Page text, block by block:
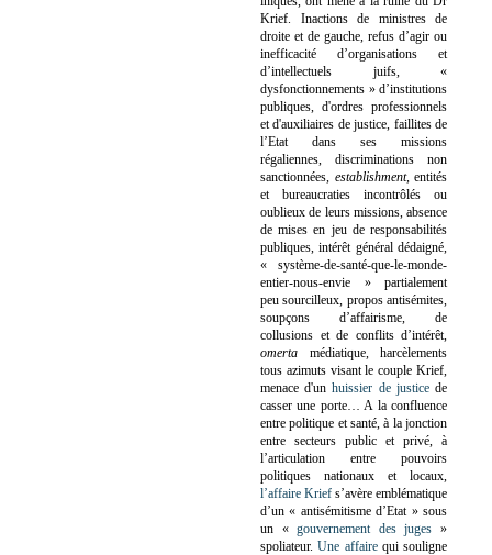
Krief. Inactions de ministres de
droite et de gauche, refus d’agir ou
inefficacité d’organisations et
d’intellectuels juifs, «
dysfonctionnements » d’institutions
publiques, d'ordres professionnels
et d'auxiliaires de justice, faillites de
l’Etat dans ses missions
régaliennes, discriminations non
sanctionnées, establishment, entités
et bureaucraties incontrôlés ou
oublieux de leurs missions, absence
de mises en jeu de responsabilités
publiques, intérêt général dédaigné,
« système-de-santé-que-le-monde-
entier-nous-envie » partialement
peu sourcilleux, propos antisémites,
soupçons d’affairisme, de
collusions et de conflits d’intérêt,
omerta médiatique, harcèlements
tous azimuts visant le couple Krief,
menace d'unhuissier de justicede
casser une porte… A la confluence
entre politique et santé, à la jonction
entre secteurs public et privé, à
l’articulation entre pouvoirs
politiques nationaux et locaux,
l’affaire Krief s’avère emblématique
d’un « antisémitisme d’Etat » sous
un «gouvernement des juges »
spoliateur.Une affairequi souligne